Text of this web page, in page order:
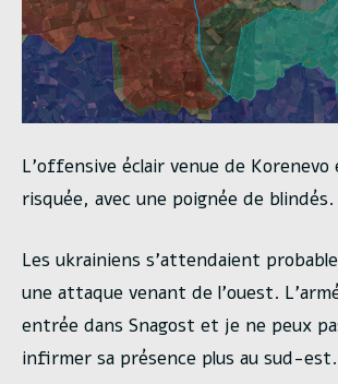
L’offensive éclair venue de
risquée, avec une poignée de blindés.
Les ukrainiens s’attendaient
une attaque venant de l’ouest.
entrée dans Snagost et je ne peux
infirmer sa présence plus au sud-est.